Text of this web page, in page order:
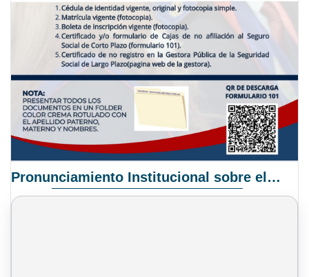
Pronunciamiento Institucional sobre el Proyecto de Ley N° 068/2025-2026 C.S.